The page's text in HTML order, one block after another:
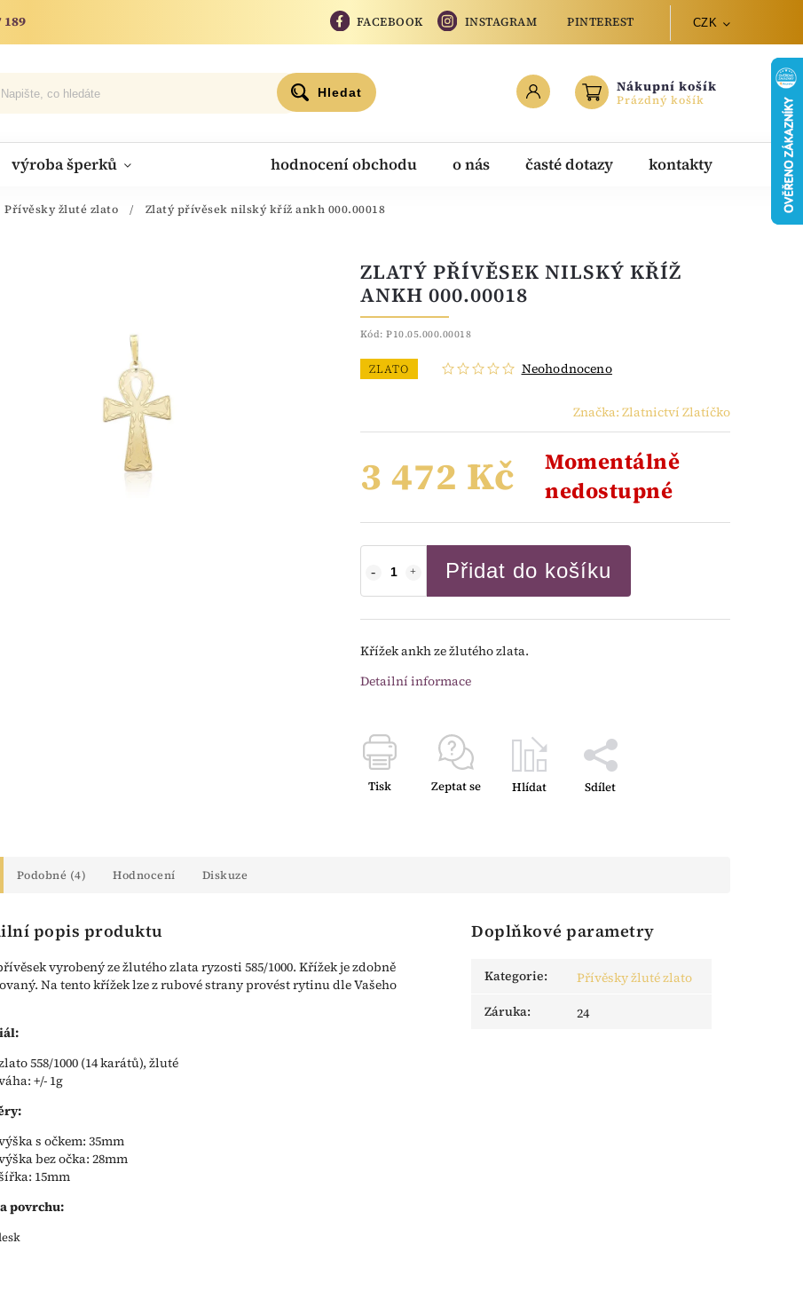
189 FACEBOOK INSTAGRAM PINTEREST CZK
Hledat Nákupní košík
Prázdný košík
výroba šperků hodnocení obchodu o nás časté dotazy kontakty
Přívěsky žluté zlato / Zlatý přívěsek nilský kříž ankh 000.00018
ZLATÝ PŘÍVĚSEK NILSKÝ KŘÍŽ
ANKH 000.00018
Kód: P10.05.000.00018
ZLATO Neohodnoceno
Značka: Zlatnictví Zlatíčko
3 472 Kč
Momentálně
nedostupné
Přidat do košíku
Křížek ankh ze žlutého zlata.
Detailní informace
Tisk Zeptat se Hlídat Sdílet
Podobné (4) Hodnocení Diskuze
popis produktu
vyrobený ze žlutého zlata ryzosti 585/1000. Křížek je zdobně
Na tento křížek lze z rubové strany provést rytinu dle Vašeho
558/1000 (14 karátů), žluté
+/- 1g
s očkem: 35mm
bez očka: 28mm
15mm
povrchu:
Doplňkové parametry
Kategorie:
Přívěsky žluté zlato
Záruka: 24